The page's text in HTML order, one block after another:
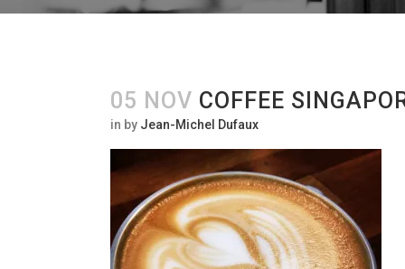
05 NOV COFFEE
in by Jean-Michel Dufaux